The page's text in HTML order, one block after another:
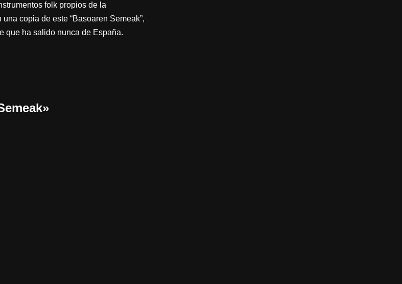
folk propios de la
copia de este “Basoaren Semeak”,
que ha salido nunca de España.